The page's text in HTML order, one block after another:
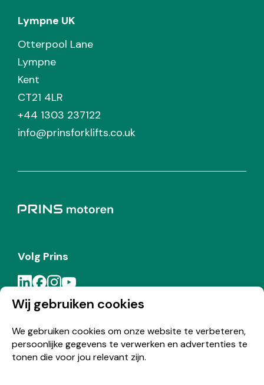
Wij gebruiken cookies
We gebruiken cookies om onze website te verbeteren,
persoonlijke gegevens te verwerken en advertenties te
tonen die voor jou relevant zijn.
Lympne UK
Otterpool Lane
Lympne
Kent
CT21 4LR
+44 1303 237122
info@prinsforklifts.co.uk
Volg Prins
Meld je aan voor de Prins nieuwsbrief